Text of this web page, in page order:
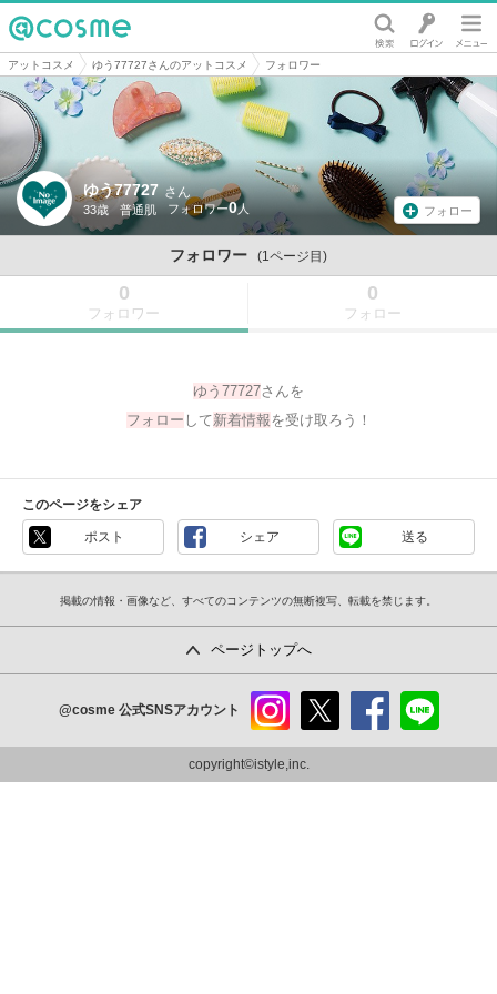
@cosme
アットコスメ ゆう77727さんのアットコスメ フォロワー
ゆう77727 さん
33歳 普通肌 0 フォロー
フォロワー (1ページ目)
0
フォロワー
0
フォロー
ゆう77727さんを
フォロー して新着情報を受け取ろう！
このページをシェア
ポスト シェア 送る
掲載の情報・画像など、すべてのコンテンツの無断複写、転載を禁じます。
ページトップへ
@cosme 公式SNSアカウント
ram
copyright©istyle,inc.